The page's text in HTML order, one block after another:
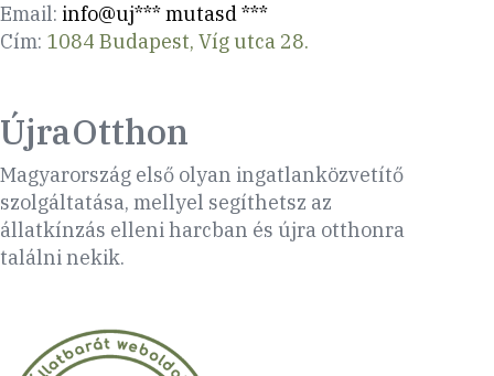
Email: info@uj*** mutasd ***
Cím: 1084 Budapest, Víg utca 28.
ÚjraOtthon
Magyarország első olyan ingatlanközvetítő
szolgáltatása, mellyel segíthetsz az
állatkínzás elleni harcban és újra otthonra
találni nekik.